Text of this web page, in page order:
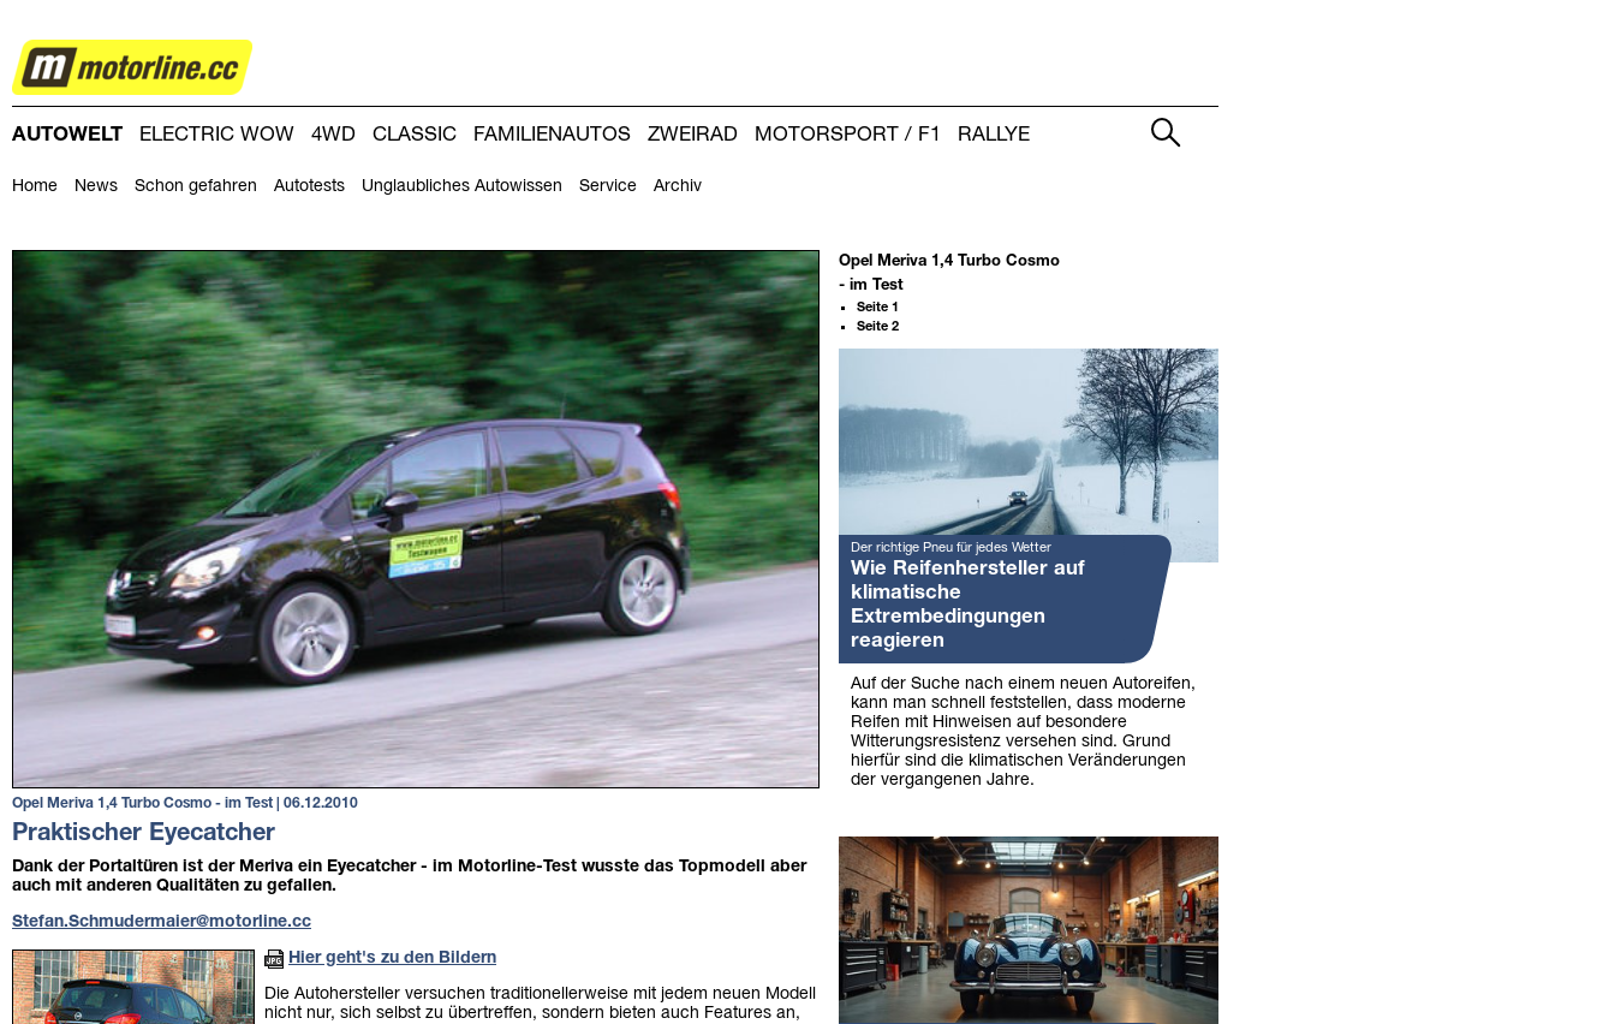
AUTOWELT
AUTOWELT
Home News Schon gefahren Autotests Unglaubliches Autowissen Service Archiv
ELECTRIC WOW 4WD CLASSIC FAMILIENAUTOS ZWEIRAD MOTORSPORT / F1
RALLYE
Opel Meriva 1,4 Turbo Cosmo - im Test | 06.12.2010
Praktischer Eyecatcher
Dank der Portaltüren ist der Meriva ein Eyecatcher - im Motorline-Test wusste das Topmodell aber
auch mit anderen Qualitäten zu gefallen.
Stefan.Schmudermaier@motorline.cc
Hier geht's zu den Bildern
Die Autohersteller versuchen traditionellerweise mit jedem neuen Modell
nicht nur, sich selbst zu übertreffen, sondern bieten auch Features an,
Opel Meriva 1,4 Turbo Cosmo
- im Test
Seite 1
Seite 2
Der richtige Pneu für jedes Wetter
Wie Reifenhersteller auf
klimatische
Extrembedingungen
reagieren
Auf der Suche nach einem neuen Autoreifen,
kann man schnell feststellen, dass moderne
Reifen mit Hinweisen auf besondere
Witterungsresistenz versehen sind. Grund
hierfür sind die klimatischen Veränderungen
der vergangenen Jahre.